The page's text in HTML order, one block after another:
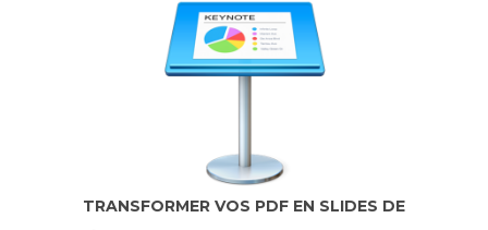
TRANSFORMER VOS PDF EN SLIDES DE